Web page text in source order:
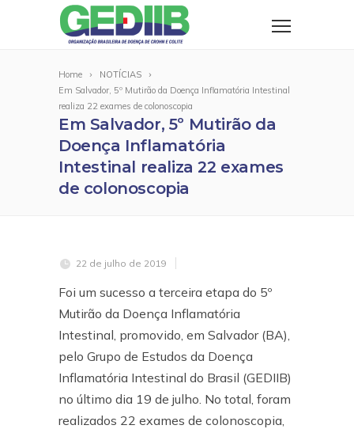
Home
NOTÍCIAS
Em Salvador, 5º Mutirão da Doença Inflamatória Intestinal
realiza 22 exames de colonoscopia
Em Salvador, 5º Mutirão da
Doença Inflamatória
Intestinal realiza 22 exames
de colonoscopia
22 de julho de 2019
Foi um sucesso a terceira etapa do 5º
Mutirão da Doença Inflamatória
Intestinal, promovido, em Salvador (BA),
pelo Grupo de Estudos da Doença
Inflamatória Intestinal do Brasil (GEDIIB)
no último dia 19 de julho. No total, foram
realizados 22 exames de colonoscopia,